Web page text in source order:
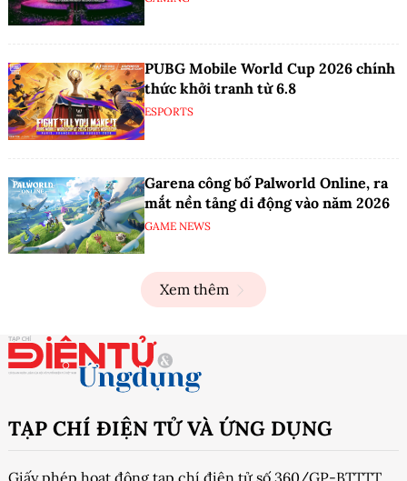
GAMING
Siêu phẩm Black Myth: Wukong
giảm giá 30% trên mọi nền tảng
Lenovo đồng hành cùng Esports
World Cup 2026
PUBG Mobile World Cup 2026 chính
ESPORTS
Garena công bố Palworld Online, ra
mắt nền tảng di động vào năm 2026